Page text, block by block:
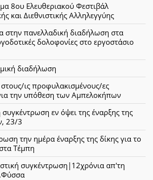
8ου Ελευθεριακού Φεστιβάλ
και Διεθνιστικής Αλληλεγγύης
στην πανελλαδική διαδήλωση στα
δολοφονίες στο εργοστάσιο
διαδήλωση
ις προφυλακισμένους/ες
την υπόθεση των Αμπελοκήπων
συγκέντρωση εν όψει της έναρξης της
23/3
την ημέρα έναρξης της δίκης για το
Τέμπη
συγκέντρωση|12χρόνια απ'τη